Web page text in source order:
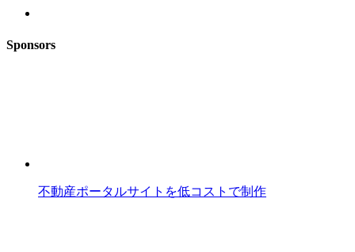
Sponsors
不動産ポータルサイトを低コストで制作